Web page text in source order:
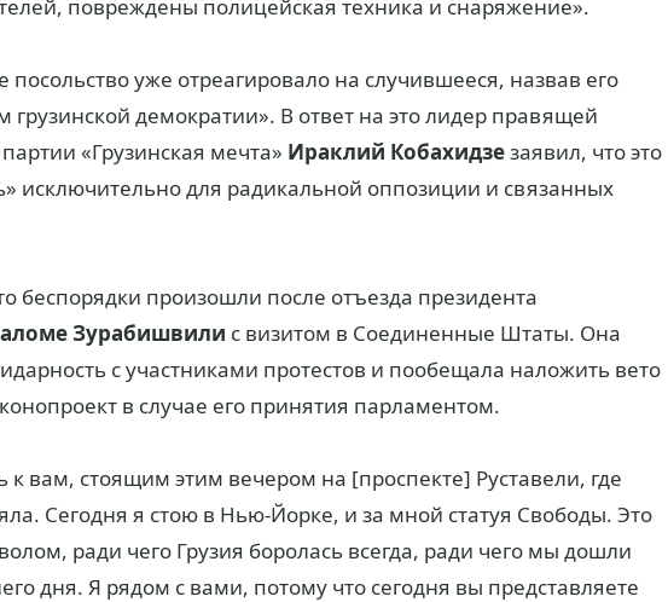
повреждены полицейская техника и снаряжение».
посольство уже отреагировало на случившееся, назвав его
демократии». В ответ на это лидер правящей
«Грузинская мечта» Ираклий Кобахидзезаявил, что это
исключительно для радикальной оппозиции и связанных
беспорядки произошли после отъезда президента
Зурабишвили с визитом в Соединенные Штаты. Она
с участниками протестов и пообещала наложить вето
в случае его принятия парламентом.
вам, стоящим этим вечером на [проспекте] Руставели, где
Сегодня я стою в Нью-Йорке, и за мной статуя Свободы. Это
ради чего Грузия боролась всегда, ради чего мы дошли
дня. Я рядом с вами, потому что сегодня вы представляете